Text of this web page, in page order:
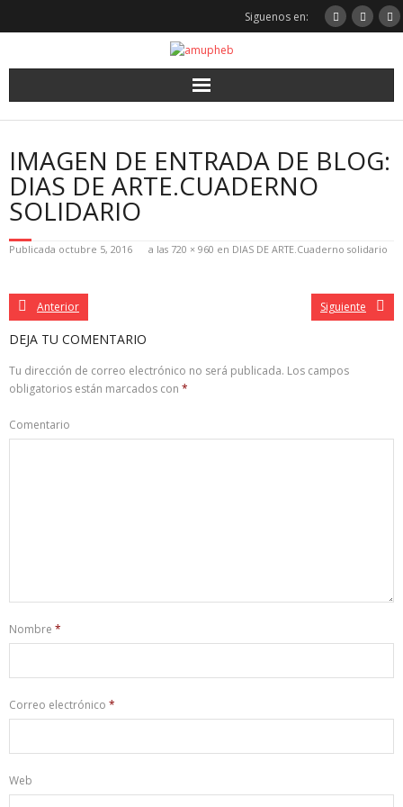
Siguenos en:
IMAGEN DE ENTRADA DE BLOG:
DIAS DE ARTE.CUADERNO
SOLIDARIO
Publicada octubre 5, 2016 a las 720 × 960 en DIAS DE ARTE.Cuaderno solidario
Anterior Siguiente
DEJA TU COMENTARIO
Tu dirección de correo electrónico no será publicada. Los campos
obligatorios están marcados con *
Comentario
Nombre *
Correo electrónico *
Web